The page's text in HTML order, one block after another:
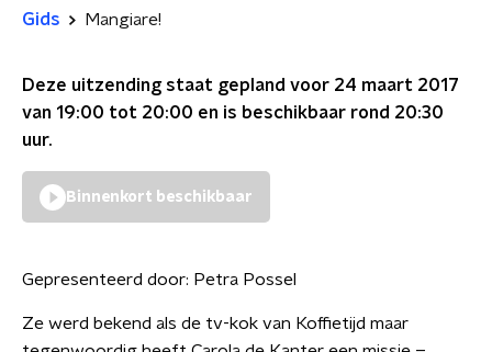
Gids Mangiare!
Deze uitzending staat gepland voor 24 maart 2017
van 19:00 tot 20:00 en is beschikbaar rond 20:30
uur.
Binnenkort beschikbaar
Gepresenteerd door: Petra Possel
Ze werd bekend als de tv-kok van Koffietijd maar